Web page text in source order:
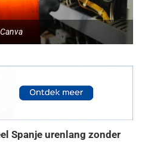
Canva
Spanje urenlang zonder